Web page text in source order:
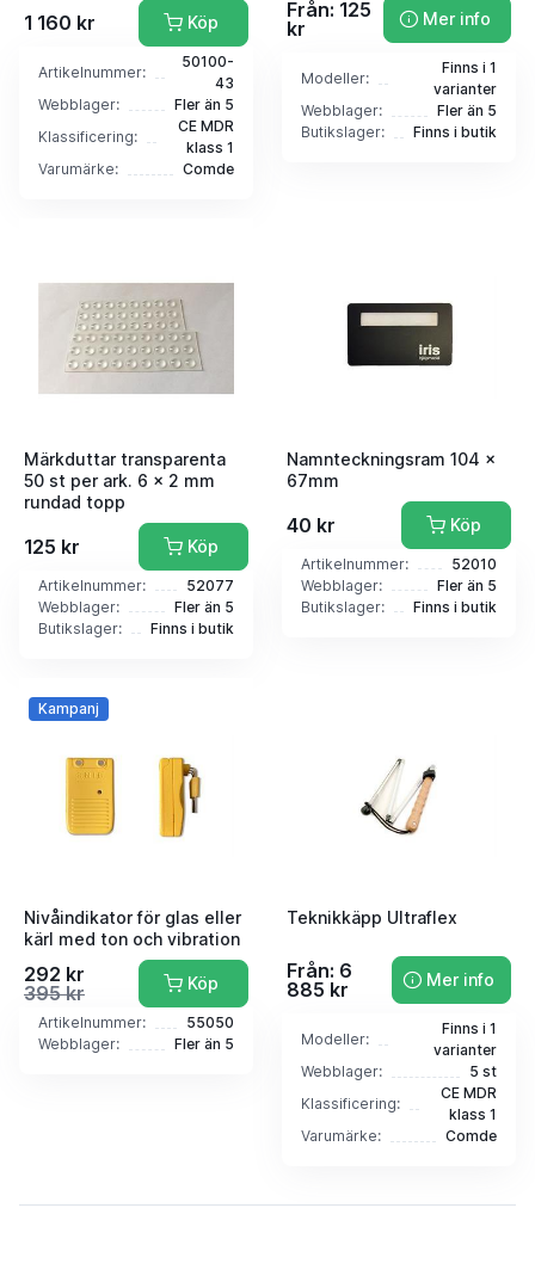
1 160 kr Köp
Artikelnummer:
50100-
43
Webblager:
Fler än 5
Klassificering:
CE MDR
klass 1
Varumärke:
Comde
Från: 125
kr
Mer info
Modeller:
Finns i 1
varianter
Webblager:
Fler än 5
Butikslager:
Finns i butik
Märkduttar transparenta
50 st per ark. 6 x 2 mm
rundad topp
125 kr Köp
Artikelnummer:
52077
Webblager:
Fler än 5
Butikslager:
Finns i butik
Namnteckningsram 104 x
67mm
40 kr Köp
Artikelnummer:
52010
Webblager:
Fler än 5
Butikslager:
Finns i butik
Kampanj
Nivåindikator för glas eller
kärl med ton och vibration
292 kr
395 kr
Köp
Artikelnummer:
55050
Webblager:
Fler än 5
Teknikkäpp Ultraflex
Från: 6
885 kr
Mer info
Modeller:
Finns i 1
varianter
Webblager:
5 st
Klassificering:
CE MDR
klass 1
Varumärke:
Comde